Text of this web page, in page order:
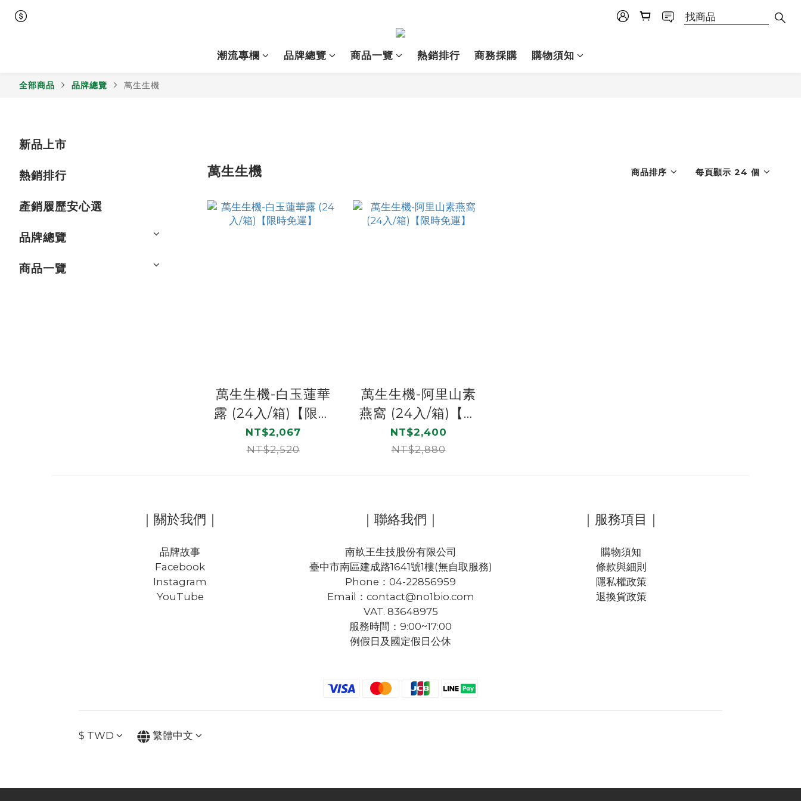
潮流專欄 品牌總覽 商品一覽 熱銷排行 商務採購 購物須知
全部商品 品牌總覽 萬生生機
新品上市
熱銷排行
產銷履歷安心選
品牌總覽
商品一覽
萬生生機 商品排序 每頁顯示 24 個
萬生生機-白玉蓮華
露 (24入/箱)【限時
免運】
NT$2,067
NT$2,520
萬生生機-阿里山素
燕窩 (24入/箱)【限
時免運】
NT$2,400
NT$2,880
｜關於我們｜
品牌故事
Facebook
Instagram
YouTube
｜聯絡我們｜
南畝王生技股份有限公司
臺中市南區建成路1641號1樓(無自取服務)
Phone：04-22856959
Email：contact@no1bio.com
VAT. 83648975
服務時間：9:00~17:00
例假日及國定假日公休
｜服務項目｜
購物須知
條款與細則
隱私權政策
退換貨政策
$ TWD 繁體中文